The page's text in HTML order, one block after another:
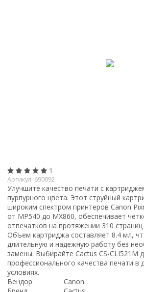
1
Артикул: 690092
Улучшите качество печати с
пурпурного цвета. Этот струйный
широким спектром принтеров Canon
от MP540 до MX860, обеспечивает
отпечатков на протяжении 310
Объем картриджа составляет 8.4 мл,
длительную и надежную работу без
замены. Выбирайте Cactus CS-CLI521M
профессионального качества печати
условиях.
Вендор
Canon